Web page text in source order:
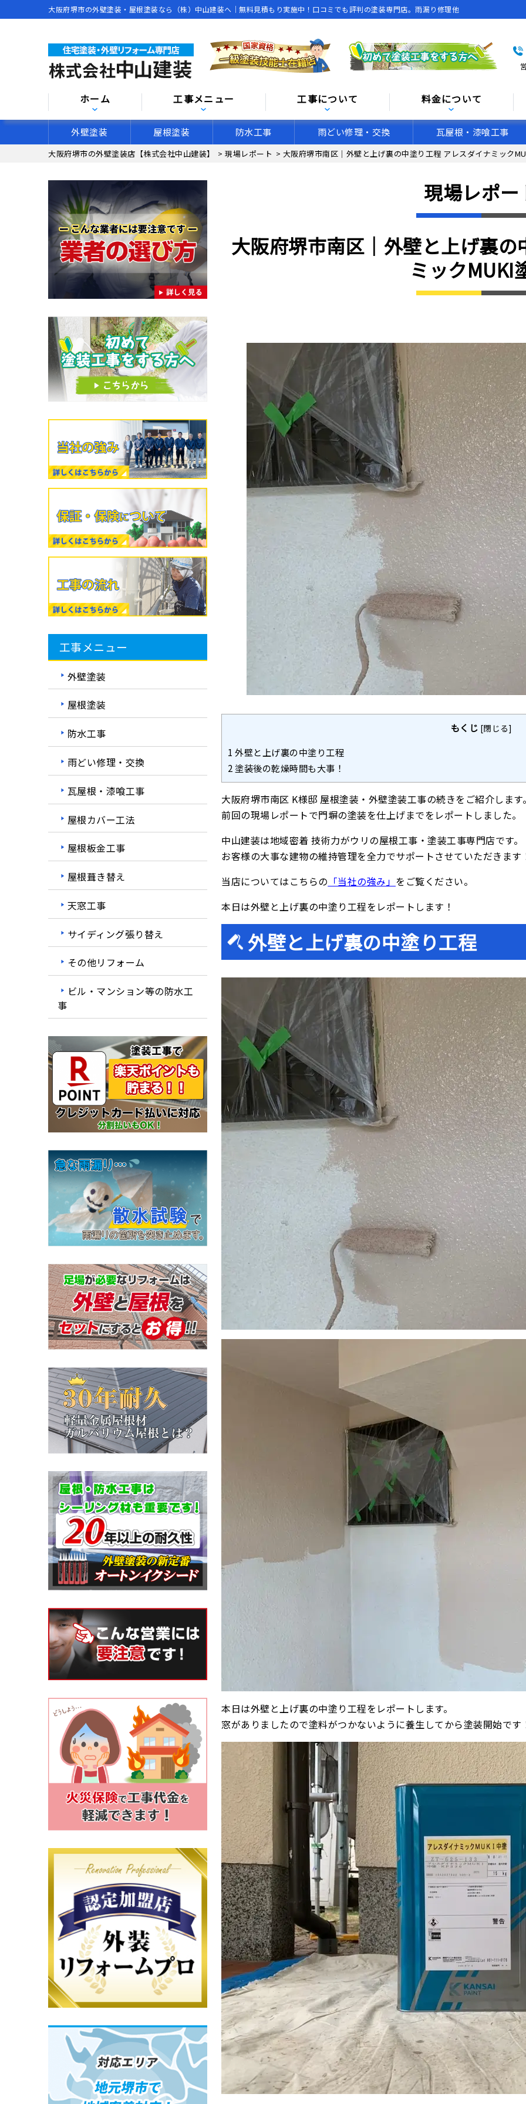
大阪府堺市の外壁塗装・屋根塗装なら（株）中山建装へ｜無料見積もり実施中！口コミでも評判の塗装専門店。雨漏り修理他
ホーム 工事メニュー 工事について 料金について
外壁塗装 屋根塗装 防水工事 雨どい修理・交換 瓦屋根・漆喰工事
大阪府堺市の外壁塗装店【株式会社中山建装】 > 現場レポート > 大阪府堺市南区｜外壁と上げ裏の中塗り工程 アレスダイナミック
現場レポー
大阪府堺市南区｜外壁と上げ裏
ミックMUKI
もくじ [閉じる]
1 外壁と上げ裏の中塗り工程
2塗装後の乾燥時間も大事！
大阪府堺市南区 K様邸 屋根塗装・外壁塗装工事の続きをご紹介します
前回の現場レポートで門塀の塗装を仕上げまでをレポートしました。
中山建装は地域密着 技術力がウリの屋根工事・塗装工事専門店です。
お客様の大事な建物の維持管理を全力でサポートさせていただきます
当店についてはこちらの 「当社の強み」 をご覧ください。
本日は外壁と上げ裏の中塗り工程をレポートします！
外壁と上げ裏の中塗り工程
本日は外壁と上げ裏の中塗り工程をレポートします。
窓がありましたので塗料がつかないように養生してから塗装開始です
工事メニュー
外壁塗装
屋根塗装
防水工事
雨どい修理・交換
瓦屋根・漆喰工事
屋根カバー工法
屋根板金工事
屋根葺き替え
天窓工事
サイディング張り替え
その他リフォーム
ビル・マンション等の防水工
事